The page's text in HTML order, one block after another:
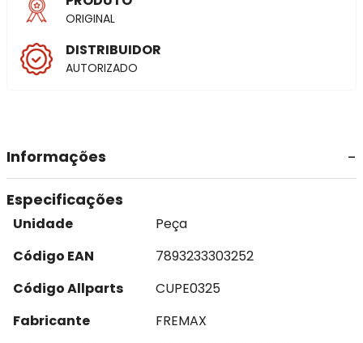
ORIGINAL
DISTRIBUIDOR
AUTORIZADO
Informações
Especificações
Unidade
Peça
Código EAN
7893233303252
Código Allparts
CUPE0325
Fabricante
FREMAX